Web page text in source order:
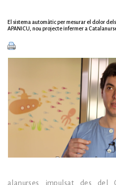
El sistema automàtic per mesurar el dolor
APANICU, nou projecte infermer a
alanurses impulsat des del